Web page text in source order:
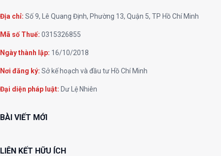
Địa chỉ: Số 9, Lê Quang Định, Phường 13, Quận 5, TP Hồ Chí Minh
Mã số Thuế: 0315326855
Ngày thành lập: 16/10/2018
Nơi đăng ký: Sở kế hoạch và đầu tư Hồ Chí Minh
Đại diện pháp luật: Dư Lệ Nhiên
BÀI VIẾT MỚI
LIÊN KẾT HỮU ÍCH